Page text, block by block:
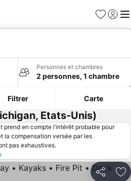
Favoris
Se
Personnes et chambres
2 personnes, 1 chambre
Filtrer Carte
Etats-Unis)
en compte l’intérêt probable pour
la compensation versée par les
pas exhaustives.
Partager